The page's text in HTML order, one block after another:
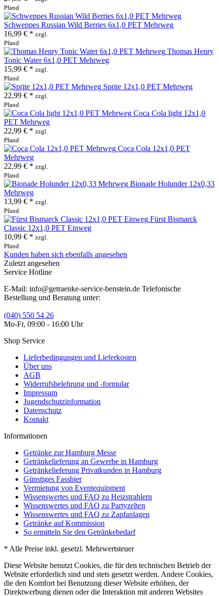
Pfand
Schweppes Russian Wild Berries 6x1,0 PET Mehrweg
16,99 € * zzgl.
Pfand
Thomas Henry
Tonic Water 6x1,0 PET Mehrweg
15,99 € * zzgl.
Pfand
Sprite 12x1,0 PET Mehrweg
22,99 € * zzgl.
Pfand
Coca Cola light 12x1,0
PET Mehrweg
22,99 € * zzgl.
Pfand
Coca Cola 12x1,0 PET
Mehrweg
22,99 € * zzgl.
Pfand
Bionade Holunder 12x0,33
Mehrweg
13,99 € * zzgl.
Pfand
Fürst Bismarck
Classic 12x1,0 PET Einweg
10,99 € * zzgl.
Pfand
Kunden haben sich ebenfalls angesehen
Zuletzt angesehen
Service Hotline
E-Mail: info@getraenke-service-benstein.de Telefonische
Bestellung und Beratung unter:
(040) 550 54 26
Mo-Fr, 09:00 - 16:00 Uhr
Shop Service
Lieferbedingungen und Lieferkosten
Über uns
AGB
Widerrufsbelehrung und -formular
Impressum
Jugendschutzinformation
Datenschutz
Kontakt
Informationen
Getränke zur Hamburg Messe
Getränkelieferung an Gewerbe in Hamburg
Getränkelieferung Privatkunden in Hamburg
Günstiges Fassbier
Vermietung von Eventequipment
Wissenswertes und FAQ zu Heizstrahlern
Wissenswertes und FAQ zu Partyzelten
Wissenswertes und FAQ zu Zapfanlagen
Getränke auf Kommission
So ermitteln Sie den Getränkebedarf
* Alle Preise inkl. gesetzl. Mehrwertsteuer
Diese Website benutzt Cookies, die für den technischen Betrieb der
Website erforderlich sind und stets gesetzt werden. Andere Cookies,
die den Komfort bei Benutzung dieser Website erhöhen, der
Direktwerbung dienen oder die Interaktion mit anderen Websites